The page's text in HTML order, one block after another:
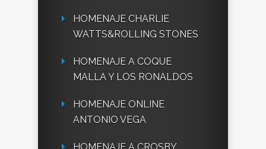
HOMENAJE CHARLIE
WATTS&ROLLING STONES
HOMENAJE A COQUE
MALLA Y LOS RONALDOS
HOMENAJE ONLINE
ANTONIO VEGA